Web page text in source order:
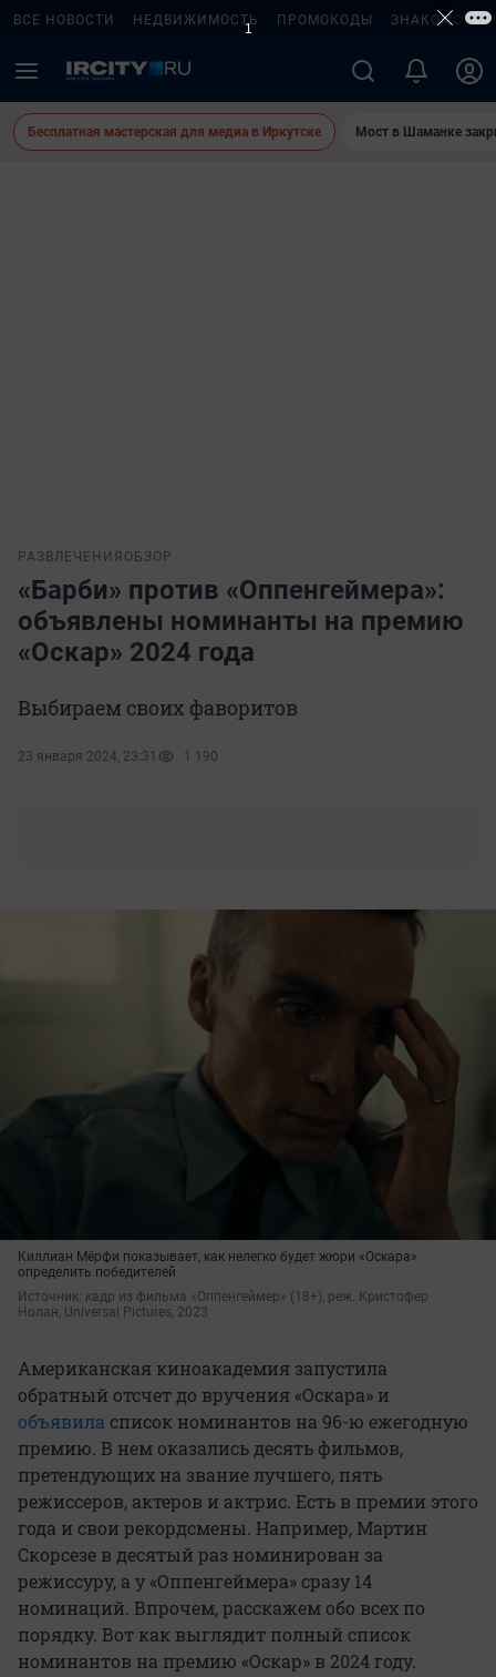
ВСЕ НОВОСТИ НЕДВИЖИМОСТЬ ПРОМОКОДЫ ЗНАКОМСТВА
Бесплатная мастерская для медиа в Иркутске Мост в Шаманке
РАЗВЛЕЧЕНИЯ ОБЗОР
«Барби» против «Оппенгеймера»:
объявлены номинанты на премию
«Оскар» 2024 года
Выбираем своих фаворитов
23 января 2024, 23:31 1 190
Киллиан Мёрфи показывает, как нелегко будет жюри «Оскара»
определить победителей
Источник: кадр из фильма «Оппенгеймер» (18+), реж. Кристофер
Нолан, Universal Pictures, 2023
Американская киноакадемия запустила
обратный отсчет до вручения «Оскара» и
объявила список номинантов на 96-ю ежегодную
премию. В нем оказались десять фильмов,
претендующих на звание лучшего, пять
режиссеров, актеров и актрис. Есть в премии этого
года и свои рекордсмены. Например, Мартин
Скорсезе в десятый раз номинирован за
режиссуру, а у «Оппенгеймера» сразу 14
номинаций. Впрочем, расскажем обо всех по
порядку. Вот как выглядит полный список
номинантов на премию «Оскар» в 2024 году.